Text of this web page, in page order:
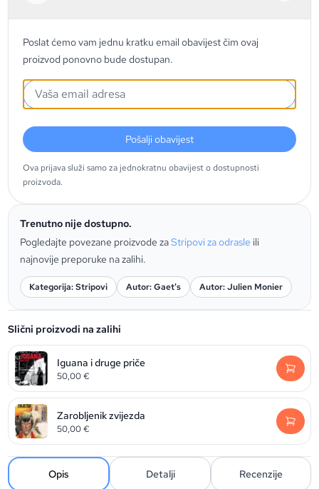
Poslat ćemo vam jednu kratku email obavijest čim ovaj
proizvod ponovno bude dostupan.
Pošalji obavijest
Ova prijava služi samo za jednokratnu obavijest o dostupnosti
proizvoda.
Trenutno nije dostupno.
Pogledajte povezane proizvode zaStripovi za odrasle ili
najnovije preporuke na zalihi.
Kategorija: Stripovi Autor: Gaet's Autor: Julien Monier
Slični proizvodi na zalihi
Iguana i druge priče
50,00€
Zarobljenik zvijezda
50,00€
Opis Detalji Recenzije